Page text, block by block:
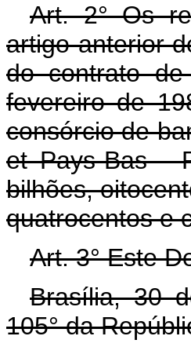
Art. 2° Os
artigo anterior
do contrato
fevereiro de
consórcio de
et Pays-Bas -
bilhões,
quatrocentos e
Art. 3° Este
Brasília, 30
105° da